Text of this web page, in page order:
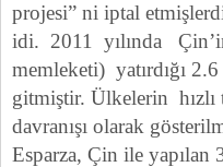
projesi” ni iptal
idi. 2011 yılında
memleketi) yatırdığı
gitmiştir. Ülkelerin hızlı
davranışı olarak
Esparza, Çin ile yapılan